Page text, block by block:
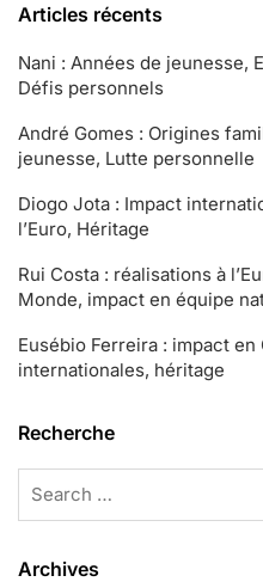
Articles récents
Nani : Années de jeunesse,
Défis personnels
André Gomes : Origines
jeunesse, Lutte personnelle
Diogo Jota : Impact
l’Euro, Héritage
Rui Costa : réalisations à
Monde, impact en équipe
Eusébio Ferreira : impact
internationales, héritage
Recherche
Archives